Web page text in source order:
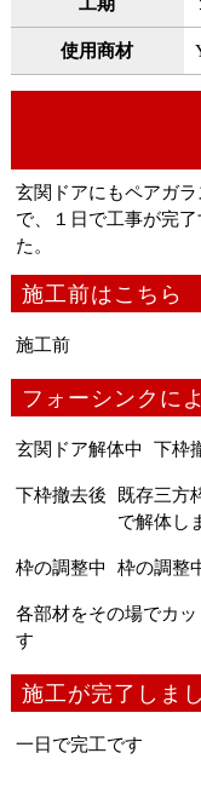
使用商材
玄関ドアにもペアガ
で、１日で工事が完
た。
施工前はこちら
施工前
フォーシンクに
玄関ドア解体中 下枠
下枠撤去後
既存三方
で解体し
枠の調整中 枠の調整
各部材をその場でカッ
す
施工が完了しま
一日で完工です